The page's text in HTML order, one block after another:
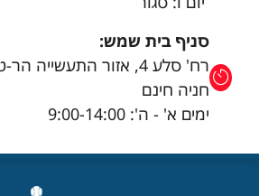
סניף בית שמש:
רח' סלע 4, אזור
חניה חינם
ימים א' - ה': 9:00-14:00